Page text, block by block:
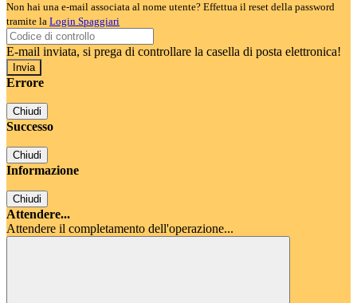
Non hai una e-mail associata al nome utente? Effettua il reset della password
tramite la Login Spaggiari
E-mail inviata, si prega di controllare la casella di posta elettronica!
Errore
Chiudi
Successo
Chiudi
Informazione
Chiudi
Attendere...
Attendere il completamento dell'operazione...